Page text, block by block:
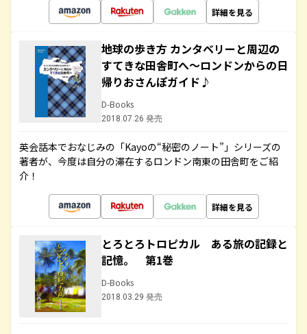
詳細を見る
地球の歩き方 カンタベリーと周辺の
すてきな田舎町へ～ロンドンからの日
帰りおさんぽガイド♪
D-Books
2018.07.26 発売
英会話本でおなじみの「Kayoの“秘密のノート”」シリーズの
著者が、今度は自分の滞在するロンドン南東の田舎町をご紹
介！
詳細を見る
とろとろトロピカル ある旅の記録と
記憶。 第1巻
D-Books
2018.03.29 発売